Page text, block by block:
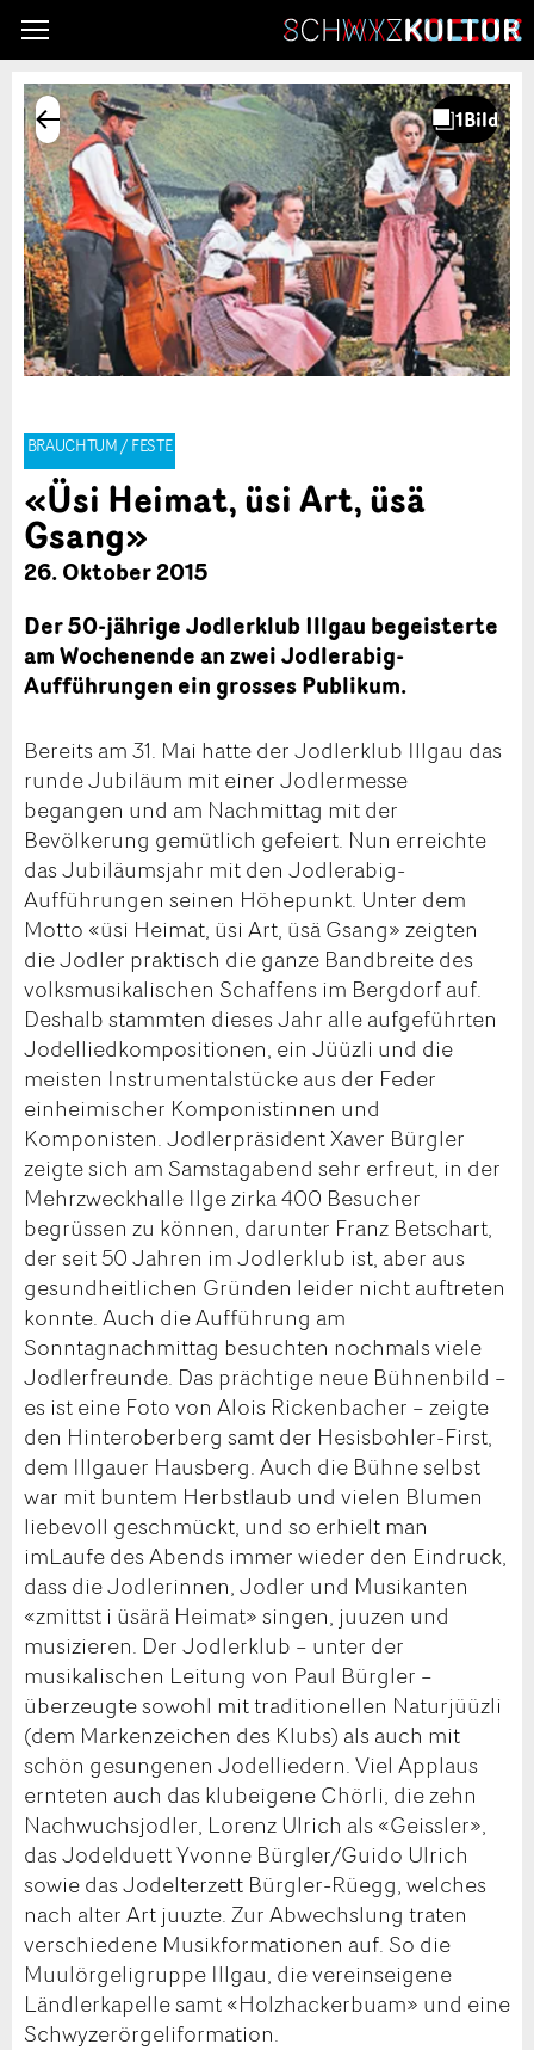
BRAUCHTUM / FESTE
«Üsi Heimat, üsi Art, üsä
Gsang»
26. Oktober 2015
Der 50-jährige Jodlerklub Illgau begeisterte
am Wochenende an zwei Jodlerabig-
Aufführungen ein grosses Publikum.
Bereits am 31. Mai hatte der Jodlerklub Illgau das
runde Jubiläum mit einer Jodlermesse
begangen und am Nachmittag mit der
Bevölkerung gemütlich gefeiert. Nun erreichte
das Jubiläumsjahr mit den Jodlerabig-
Aufführungen seinen Höhepunkt. Unter dem
Motto «üsi Heimat, üsi Art, üsä Gsang» zeigten
die Jodler praktisch die ganze Bandbreite des
volksmusikalischen Schaffens im Bergdorf auf.
Deshalb stammten dieses Jahr alle aufgeführten
Jodelliedkompositionen, ein Jüüzli und die
meisten Instrumentalstücke aus der Feder
einheimischer Komponistinnen und
Komponisten. Jodlerpräsident Xaver Bürgler
zeigte sich am Samstagabend sehr erfreut, in der
Mehrzweckhalle Ilge zirka 400 Besucher
begrüssen zu können, darunter Franz Betschart,
der seit 50 Jahren im Jodlerklub ist, aber aus
gesundheitlichen Gründen leider nicht auftreten
konnte. Auch die Aufführung am
Sonntagnachmittag besuchten nochmals viele
Jodlerfreunde. Das prächtige neue Bühnenbild –
es ist eine Foto von Alois Rickenbacher – zeigte
den Hinteroberberg samt der Hesisbohler-First,
dem Illgauer Hausberg. Auch die Bühne selbst
war mit buntem Herbstlaub und vielen Blumen
liebevoll geschmückt, und so erhielt man
imLaufe des Abends immer wieder den Eindruck,
dass die Jodlerinnen, Jodler und Musikanten
«zmittst i üsärä Heimat» singen, juuzen und
musizieren. Der Jodlerklub – unter der
musikalischen Leitung von Paul Bürgler –
überzeugte sowohl mit traditionellen Naturjüüzli
(dem Markenzeichen des Klubs) als auch mit
schön gesungenen Jodelliedern. Viel Applaus
ernteten auch das klubeigene Chörli, die zehn
Nachwuchsjodler, Lorenz Ulrich als «Geissler»,
das Jodelduett Yvonne Bürgler/Guido Ulrich
sowie das Jodelterzett Bürgler-Rüegg, welches
nach alter Art juuzte. Zur Abwechslung traten
verschiedene Musikformationen auf. So die
Muulörgeligruppe Illgau, die vereinseigene
Ländlerkapelle samt «Holzhackerbuam» und eine
Schwyzerörgeliformation.